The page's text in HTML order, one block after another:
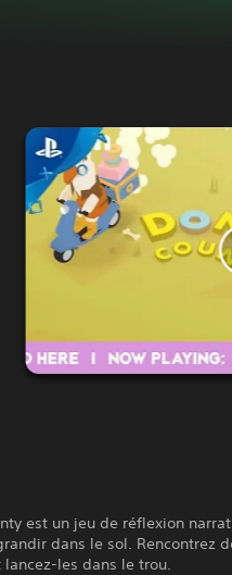
est un jeu de réflexion
dans le sol. Rencontrez
les dans le trou.